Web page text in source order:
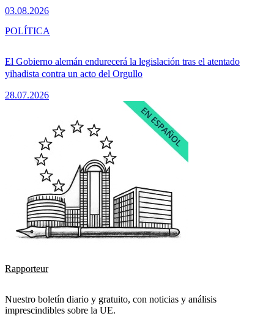
03.08.2026
El Gobierno alemán endurecerá la legislación tras el atentado
yihadista contra un acto del Orgullo
28.07.2026
POLÍTICA
Rapporteur
Nuestro boletín diario y gratuito, con noticias y análisis
imprescindibles sobre la UE.